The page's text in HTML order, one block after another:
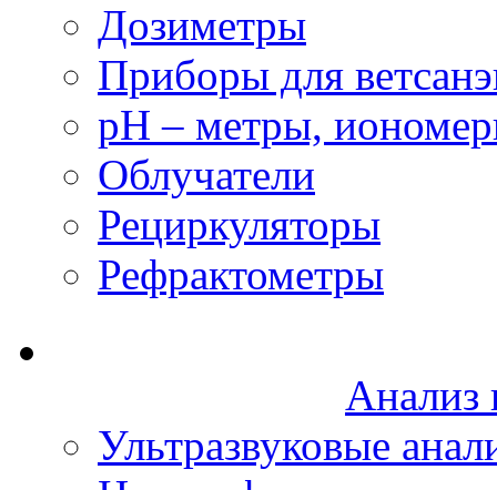
Дозиметры
Приборы для
рН – метры,
Облучатели
Рециркуляторы
Рефрактометры
Анализ
Ультразвуковые